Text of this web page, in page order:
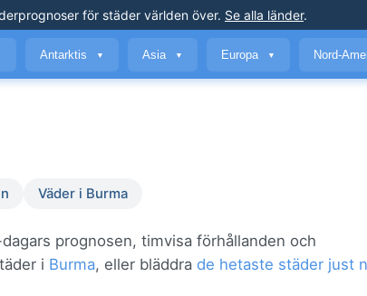
för städer världen över. Se alla länder.
Antarktis ▼ Asia ▼ Europa ▼ Nord-
Väder i Burma
prognosen, timvisa förhållanden och
i Burma, eller bläddra de hetaste städer just